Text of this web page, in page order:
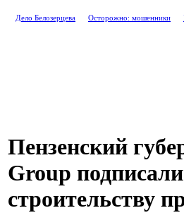
Дело Белозерцева Осторожно: мошенники
Пензенский
Group
строительству